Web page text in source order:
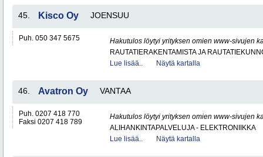
45. Kisco Oy JOENSUU
Puh. 050 347 5675
Hakutulos löytyi yrityksen omien www-sivujen
RAUTATIERAKENTAMISTA JA
Lue lisää..
Näytä kartalla
46. Avatron Oy VANTAA
Puh. 0207 418 770
Faksi 0207 418 789
Hakutulos löytyi yrityksen omien www-sivujen
ALIHANKINTAPALVELUJA - ELEKTRONIIKKA
Lue lisää..
Näytä kartalla